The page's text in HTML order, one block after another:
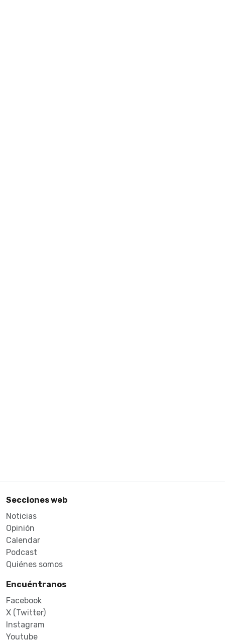
Secciones web
Noticias
Opinión
Calendar
Podcast
Quiénes somos
Encuéntranos
Facebook
X (Twitter)
Instagram
Youtube